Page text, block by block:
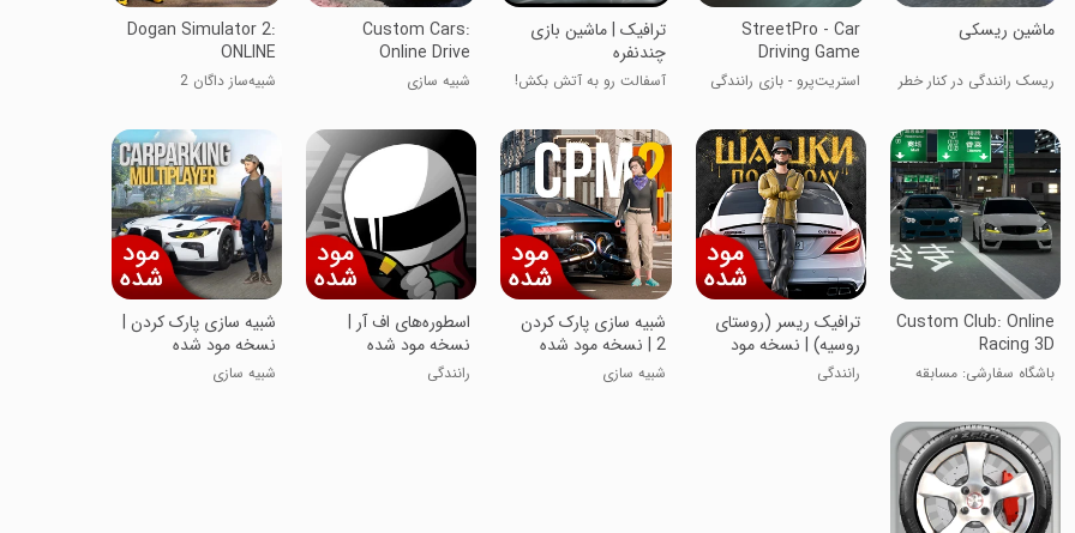
‏‏ماشین ریسکی
ریسک رانندگی در کنار خطر
StreetPro - Car
Driving Game
استریت‌پرو - بازی رانندگی
‏ترافیک | ماشین بازی
چندنفره
آسفالت رو به آتش بکش!
Custom Cars:
Online Drive
شبیه سازی
Dogan Simulator 2:
ONLINE
شبیه‌ساز داگان 2
Custom Club: Online
Racing 3D
باشگاه سفارشی: مسابقه
ترافیک ریسر (روستای
روسیه) | نسخه مود
شده
رانندگی
شبیه سازی پارک کردن
2 | نسخه مود شده
شبیه سازی
اسطوره‌های اف آر |
نسخه مود شده
رانندگی
شبیه سازی پارک کردن |
نسخه مود شده
شبیه سازی